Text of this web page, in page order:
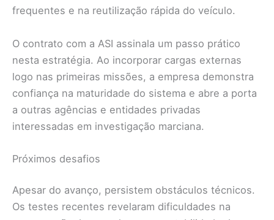
frequentes e na reutilização rápida do veículo.
O contrato com a ASI assinala um passo prático
nesta estratégia. Ao incorporar cargas externas
logo nas primeiras missões, a empresa demonstra
confiança na maturidade do sistema e abre a porta
a outras agências e entidades privadas
interessadas em investigação marciana.
Próximos desafios
Apesar do avanço, persistem obstáculos técnicos.
Os testes recentes revelaram dificuldades na